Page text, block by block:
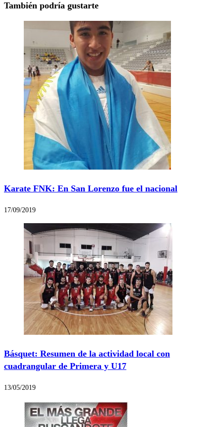
También podría gustarte
Karate FNK: En San Lorenzo fue el nacional
17/09/2019
Básquet: Resumen de la actividad local con
cuadrangular de Primera y U17
13/05/2019